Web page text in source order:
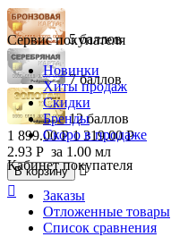
5 баллов
7 баллов
12 баллов
1 899.00 Р 1 319.00 Р
2.93 Р за 1.00 мл
В корзину


Сервис покупателя
Новинки
Хиты продаж
Скидки
Бренды
Скоро в продаже
Кабинет покупателя
Заказы
Отложенные товары
Список сравнения